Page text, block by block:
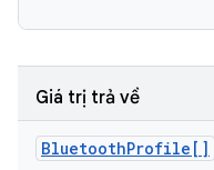
Giá trị trả về
BluetoothProfile[]